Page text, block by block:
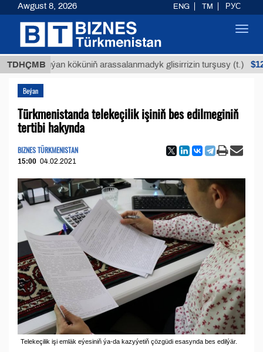
TDHÇMB
Buýan köküniň arassalanmadyk glisirrizin turşusy (t.)
Beýan
Türkmenistanda telekeçilik işiniň bes edilmeginiň
tertibi hakynda
BIZNES TÜRKMENISTAN
15:00 04.02.2021
Telekeçilik işi emläk eýesiniň ýa-da kazyýetiň çözgüdi esasynda bes edilýär.
Awgust 8, 2026 ENG TM РУС